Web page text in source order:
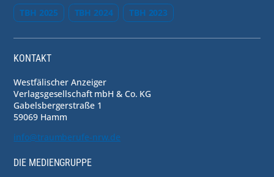
TBH 2025 TBH 2024 TBH 2023
KONTAKT
Westfälischer Anzeiger
Verlagsgesellschaft mbH & Co. KG
Gabelsbergerstraße 1
59069 Hamm
info@traumberufe-nrw.de
DIE MEDIENGRUPPE